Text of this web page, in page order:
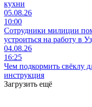
кухни
05.08.26
10:00
Сотрудники милиции
устроиться на работу в
04.08.26
16:25
Чем подкормить свёклу
инструкция
Загрузить ещё